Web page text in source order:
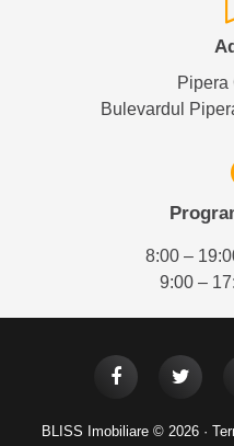
Pipera
Bulevardul
8:00 –
9:00 –
BLISS Imobiliare © 2026 ·